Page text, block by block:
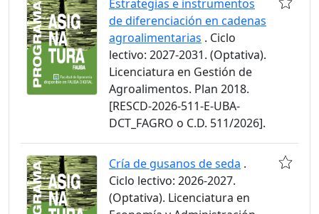
Estrategias e instrumentos
de diferenciación en cadenas
agroalimentarias . Ciclo
lectivo: 2027-2031. (Optativa).
Licenciatura en Gestión de
Agroalimentos. Plan 2018.
[RESCD-2026-511-E-UBA-
DCT_FAGRO o C.D. 511/2026].
Cría de gusanos de seda .
Ciclo lectivo: 2026-2027.
(Optativa). Licenciatura en